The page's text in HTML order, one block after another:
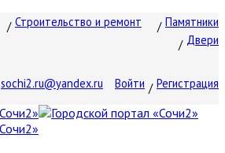
Строительство и ремонт
Памятники
Двери
sochi2.ru@yandex.ru Войти Регистрация